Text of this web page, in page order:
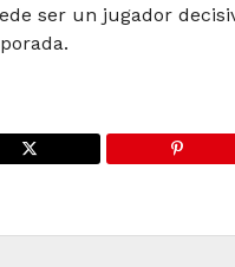
ser un jugador